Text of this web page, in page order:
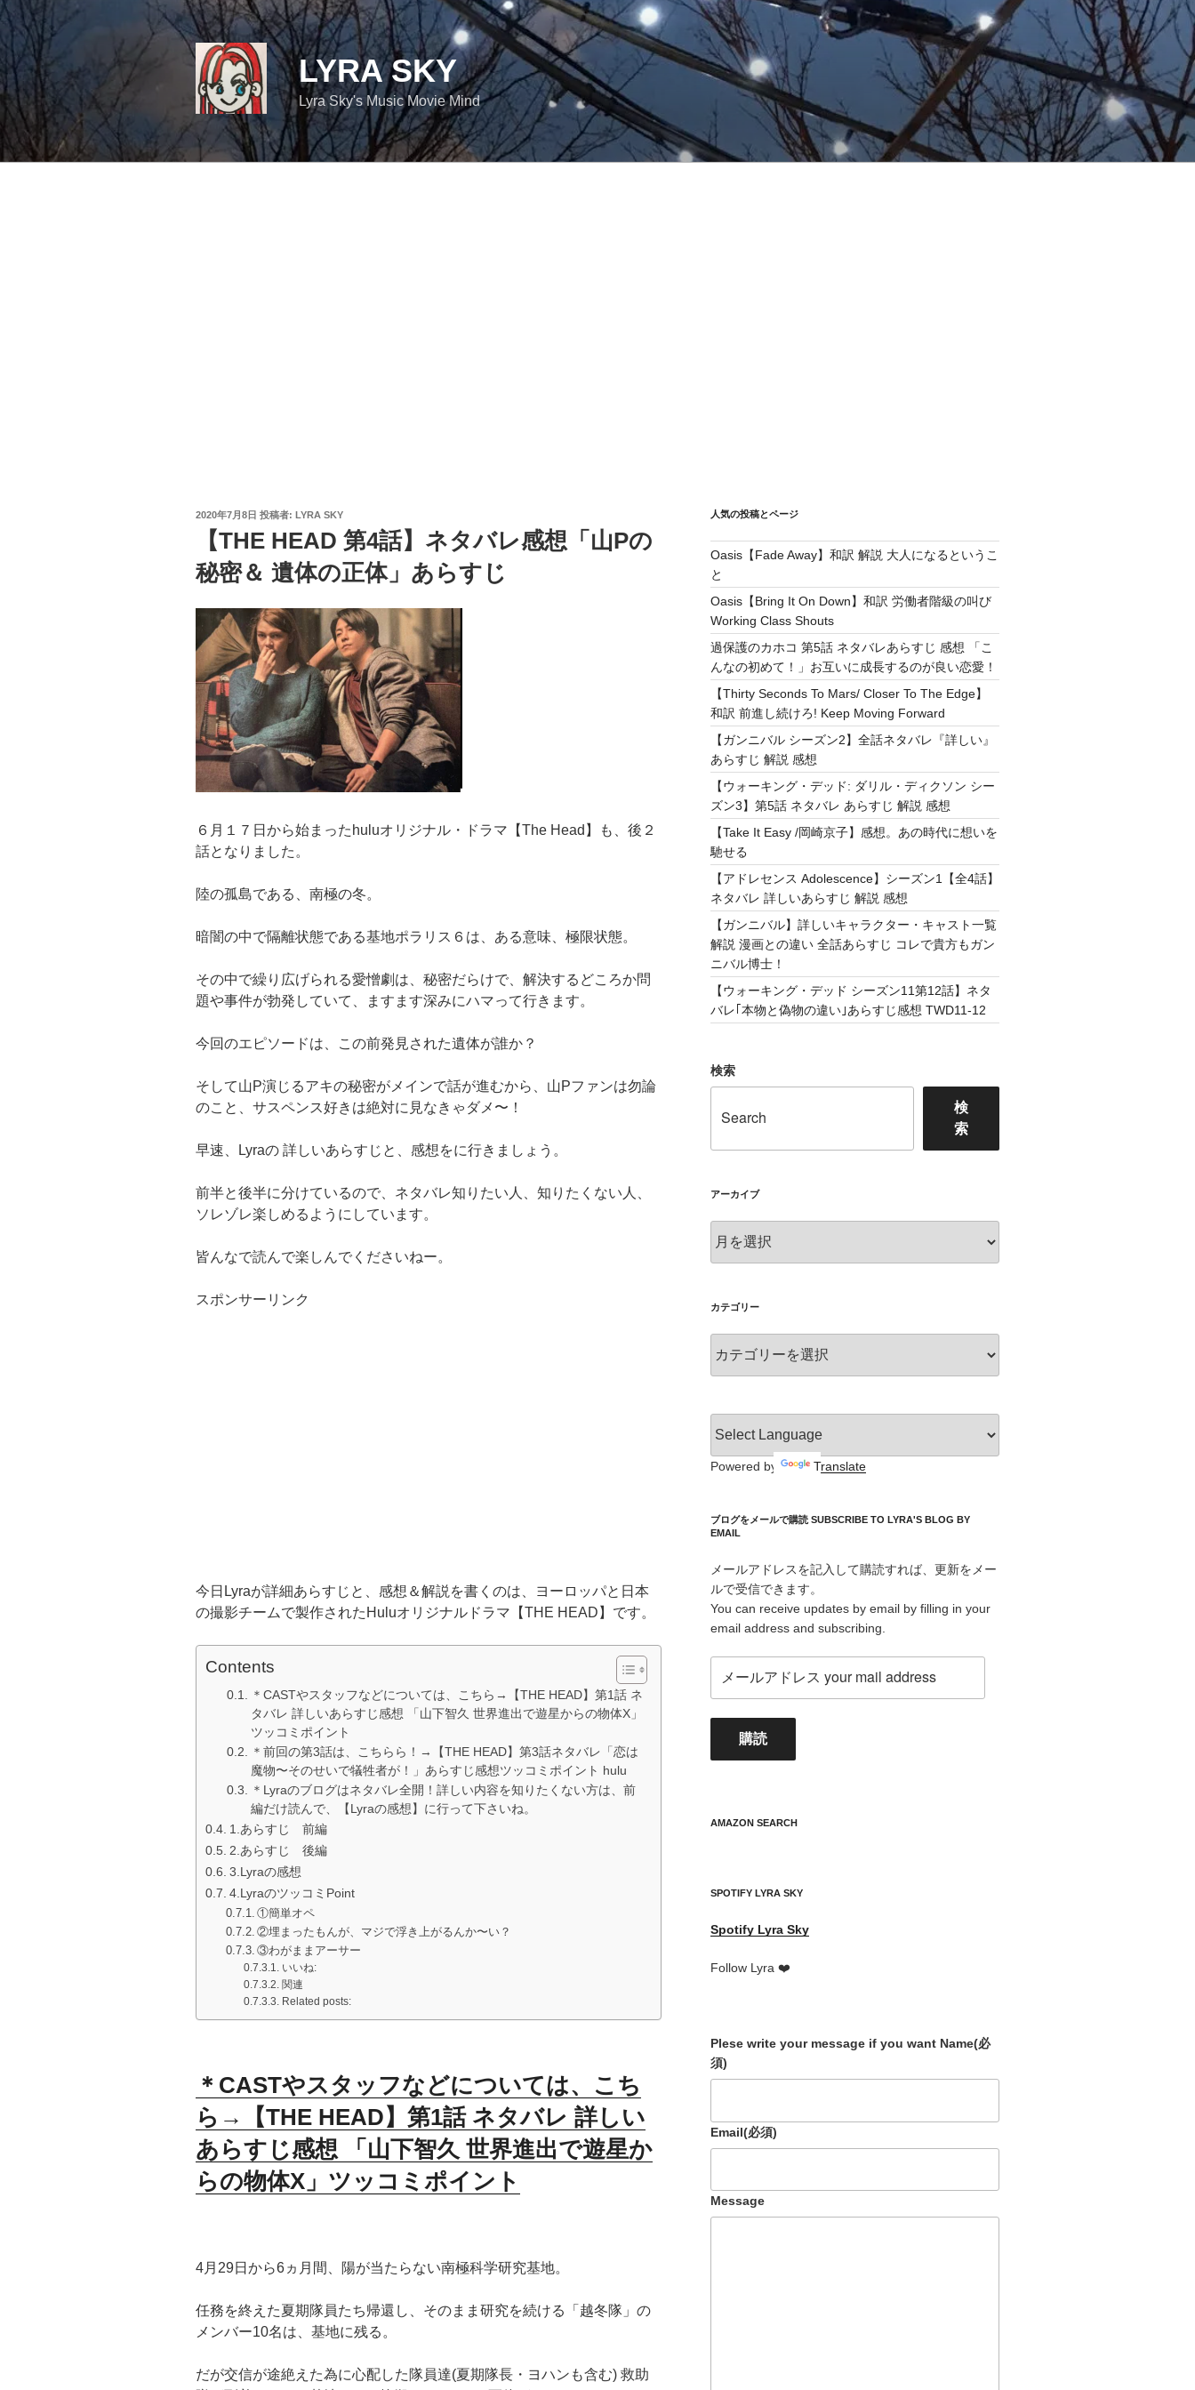
コ
テ
ン
ツ
へ
ス
キ
LYRA SKY
Lyra Sky's Music Movie Mind
投
2020年7月8日 投稿者: LYRA SKY
【THE HEAD 第4話】ネタバレ感想「山Pの
秘密＆ 遺体の正体」あらすじ
６月１７日から始まったhuluオリジナル・ドラマ【The Head】も、後２
話となりました。
陸の孤島である、南極の冬。
暗闇の中で隔離状態である基地ポラリス６は、ある意味、極限状態。
その中で繰り広げられる愛憎劇は、秘密だらけで、解決するどころか問
題や事件が勃発していて、ますます深みにハマって行きます。
今回のエピソードは、この前発見された遺体が誰か？
そして山P演じるアキの秘密がメインで話が進むから、山Pファンは勿論
のこと、サスペンス好きは絶対に見なきゃダメ〜！
早速、Lyraの 詳しいあらすじと、感想をに行きましょう。
前半と後半に分けているので、ネタバレ知りたい人、知りたくない人、
ソレゾレ楽しめるようにしています。
皆んなで読んで楽しんでくださいねー。
スポンサーリンク
今日Lyraが詳細あらすじと、感想＆解説を書くのは、ヨーロッパと日本
の撮影チームで製作されたHuluオリジナルドラマ【THE HEAD】です。
Contents
＊CASTやスタッフなどについては、こちら→【THE HEAD】第1話 ネ
タバレ 詳しいあらすじ感想 「山下智久 世界進出で遊星からの物体X」
ツッコミポイント
＊前回の第3話は、こちらら！→【THE HEAD】第3話ネタバレ「恋は
魔物〜そのせいで犠牲者が！」あらすじ感想ツッコミポイント hulu
＊Lyraのブログはネタバレ全開！詳しい内容を知りたくない方は、前
編だけ読んで、【Lyraの感想】に行って下さいね。
1.あらすじ 前編
2.あらすじ 後編
3.Lyraの感想
4.LyraのツッコミPoint
①簡単オペ
②埋まったもんが、マジで浮き上がるんか〜い？
③わがままアーサー
いいね:
関連
Related posts:
＊CASTやスタッフなどについては、こち
ら→【THE HEAD】第1話 ネタバレ 詳しい
あらすじ感想 「山下智久 世界進出で遊星か
らの物体X」ツッコミポイント
4月 29日から6ヵ月間、陽が当たらない南極科学研究基地。
任務を終えた夏期隊員たち帰還し、そのまま研究を続ける「越冬隊」の
メンバー10名は、基地に残る。
だが交信が途絶えた為に心配した隊員達(夏期隊長・ヨハンも含む) 救助
人気の投稿とページ
Oasis【Fade Away】和訳 解説 大人になるというこ
と
Oasis【Bring It On Down】和訳 労働者階級の叫び
Working Class Shouts
過保護のカホコ 第5話 ネタバレあらすじ 感想 「こ
んなの初めて！」お互いに成長するのが良い恋愛！
【Thirty Seconds To Mars/ Closer To The Edge】
和訳 前進し続けろ! Keep Moving Forward
【ガンニバル シーズン2】全話ネタバレ『詳しい』
あらすじ 解説 感想
【ウォーキング・デッド: ダリル・ディクソン シー
ズン3】第5話 ネタバレ あらすじ 解説 感想
【Take It Easy /岡崎京子】感想。あの時代に想いを
馳せる
【アドレセンス Adolescence】シーズン1【全4話】
ネタバレ 詳しいあらすじ 解説 感想
【ガンニバル】詳しいキャラクター・キャスト一覧
解説 漫画との違い 全話あらすじ コレで貴方もガン
ニバル博士！
【ウォーキング・デッド シーズン11第12話】ネタ
バレ｢本物と偽物の違い｣あらすじ感想 TWD11-12
検索
検
索
アーカイブ
ー
ブ
カテゴリー
テ
Powered by Translate
ブログをメールで購読 SUBSCRIBE TO LYRA'S BLOG BY
EMAIL
メールアドレスを記入して購読すれば、更新をメー
ルで受信できます。
You can receive updates by email by filling in your
email address and subscribing.
ア
レ
mail
購読
AMAZON SEARCH
SPOTIFY LYRA SKY
Spotify Lyra Sky
Follow Lyra ❤️
Plese write your message if you want Name(必
須)
Email(必須)
Message